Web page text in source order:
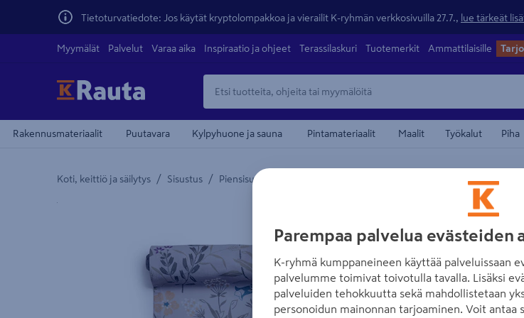
Tietoturvatiedote: Jos käytät kryptolompakkoa ja vierailit K-ryhmän verkkosivuilla 27.7., lue tärkeät
Myymälät Palvelut Varaa aika Inspiraatio ja ohjeet Terassilaskuri Tuotemerkit Ammattilaisille
Rakennusmateriaalit Puutavara Kylpyhuone ja sauna Pintamateriaalit Maalit Työkalut Piha
Koti, keittiö ja säilytys / Sisustus / Piensisustus
Yksityiskohtainen kuvaus löytyy Tuotteen kuvaus -maamerkistä
Tuo
Parempaa palvelua evästeiden
K-ryhmä kumppaneineen käyttää palveluissaan
palvelumme toimivat toivotulla tavalla. Lisäksi
palveluiden tehokkuutta sekä mahdollistetaan
personoidun mainonnan tarjoaminen. Voit antaa